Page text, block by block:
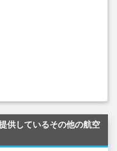
供しているその他の航空